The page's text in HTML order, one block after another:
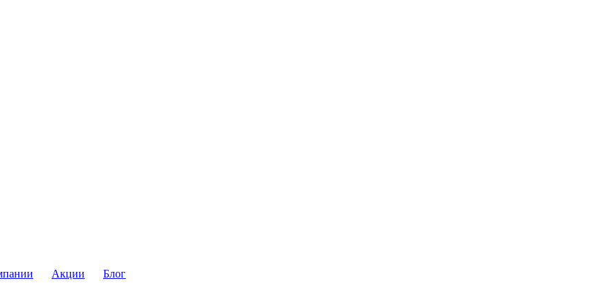
Акции
Блог